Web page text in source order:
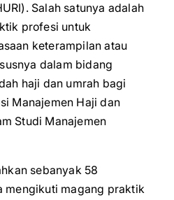
Salah satunya adalah
profesi untuk
keterampilan atau
dalam bidang
haji dan umrah bagi
Manajemen Haji dan
Studi Manajemen
sebanyak 58
mengikuti magang praktik